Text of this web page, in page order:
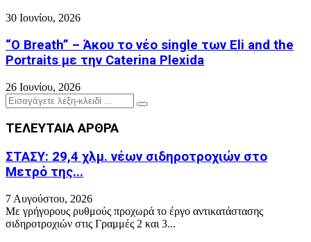
30 Ιουνίου, 2026
“O Breath” – Άκου το νέο single των Eli and the
Portraits με την Caterina Plexida
26 Ιουνίου, 2026
Search
for:
Search
ΤΕΛΕΥΤΑΙΑ ΑΡΘΡΑ
ΣΤΑΣΥ: 29,4 χλμ. νέων σιδηροτροχιών στο
Μετρό της...
7 Αυγούστου, 2026
Με γρήγορους ρυθμούς προχωρά το έργο αντικατάστασης
σιδηροτροχιών στις Γραμμές 2 και 3...